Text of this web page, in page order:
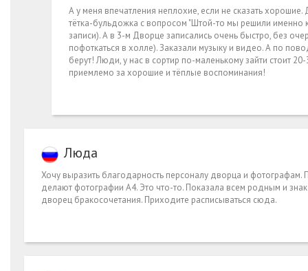
А у меня впечатления неплохие, если не сказать
тётка-бульдожка с вопросом "Штой-то мы решили именно
записи). А в 3-м Дворце записались очень быстро, без
пофоткаться в холле). Заказали музыку и видео. А по
берут! Люди, у нас в сортир по-маленькому зайти стоит
приемлемо за хорошие и тёплые воспоминания!
Люда
Хочу выразить благодарность персоналу дворца и
делают фотографии А4. Это что-то. Показала всем родным и
дворец бракосочетания. Приходите расписываться сюда.